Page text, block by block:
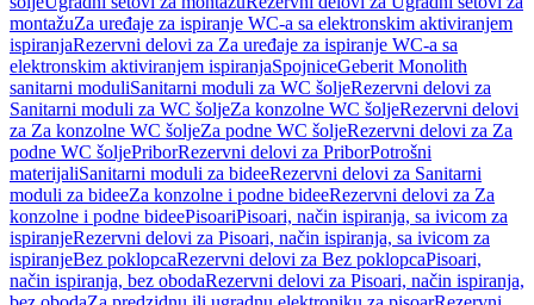
montažuZa uređaje za ispiranje WC-a sa elektronskim aktiviranjem
ispiranjaRezervni delovi za Za uređaje za ispiranje WC-a sa
elektronskim aktiviranjem ispiranjaSpojniceGeberit Monolith
sanitarni moduliSanitarni moduli za WC šoljeRezervni delovi za
Sanitarni moduli za WC šoljeZa konzolne WC šoljeRezervni delovi
za Za konzolne WC šoljeZa podne WC šoljeRezervni delovi za Za
podne WC šoljePriborRezervni delovi za PriborPotrošni
materijaliSanitarni moduli za bideeRezervni delovi za Sanitarni
moduli za bideeZa konzolne i podne bideeRezervni delovi za Za
konzolne i podne bideePisoariPisoari, način ispiranja, sa ivicom za
ispiranjeRezervni delovi za Pisoari, način ispiranja, sa ivicom za
ispiranjeBez poklopcaRezervni delovi za Bez poklopcaPisoari,
način ispiranja, bez obodaRezervni delovi za Pisoari, način ispiranja,